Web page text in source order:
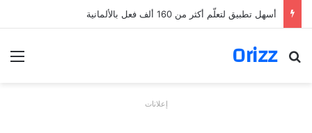
أسهل تطبيق لتعلّم أكثر من 160 ألف فعل بالألمانية
Orizz
بحث عن
إعلانات